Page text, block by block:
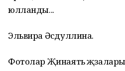
юлланды...
Эльвира Әсәдуллина.
Фотолар Җинаять